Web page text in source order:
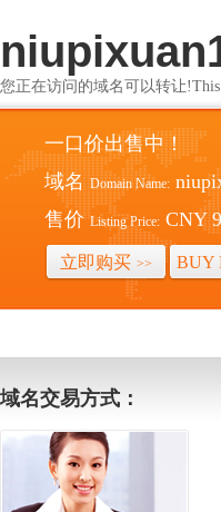
您正在访问的域名可以转让!This
一口价出售中！
域名 Domain Name:
售价 Listing Price: CNY
立即购买 >> BUY
域名交易方式：